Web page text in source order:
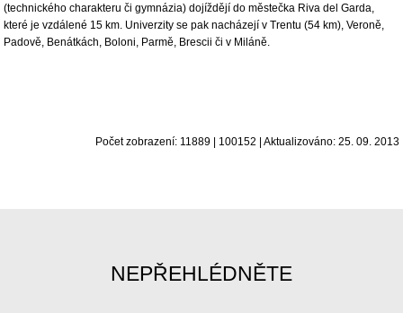
(technického charakteru či gymnázia) dojíždějí do městečka Riva del Garda,
které je vzdálené 15 km. Univerzity se pak nacházejí v Trentu (54 km), Veroně,
Padově, Benátkách, Boloni, Parmě, Brescii či v Miláně.
Počet zobrazení: 11889 | 100152 | Aktualizováno: 25. 09. 2013
NEPŘEHLÉDNĚTE